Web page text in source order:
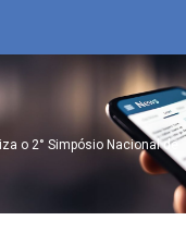
o 2° Simpósio Nacional de